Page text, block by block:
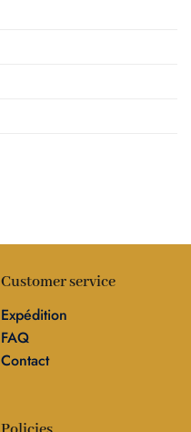
Customer service
Expédition
FAQ
Contact